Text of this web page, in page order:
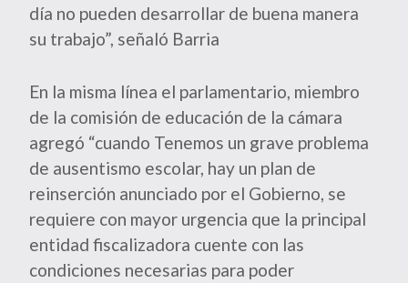
día no pueden desarrollar de buena manera
su trabajo”, señaló Barria
En la misma línea el parlamentario, miembro
de la comisión de educación de la cámara
agregó “cuando Tenemos un grave problema
de ausentismo escolar, hay un plan de
reinserción anunciado por el Gobierno, se
requiere con mayor urgencia que la principal
entidad fiscalizadora cuente con las
condiciones necesarias para poder